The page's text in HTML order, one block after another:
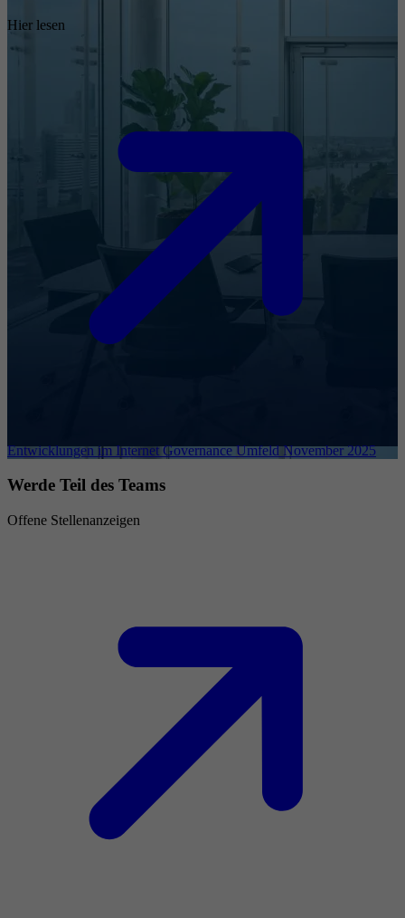
Hier lesen
Entwicklungen im Internet Governance Umfeld November 2025
Werde Teil des Teams
Offene Stellenanzeigen